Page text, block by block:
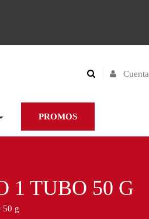
Cuenta
PROMOS
1 TUBO 50 G
50 g